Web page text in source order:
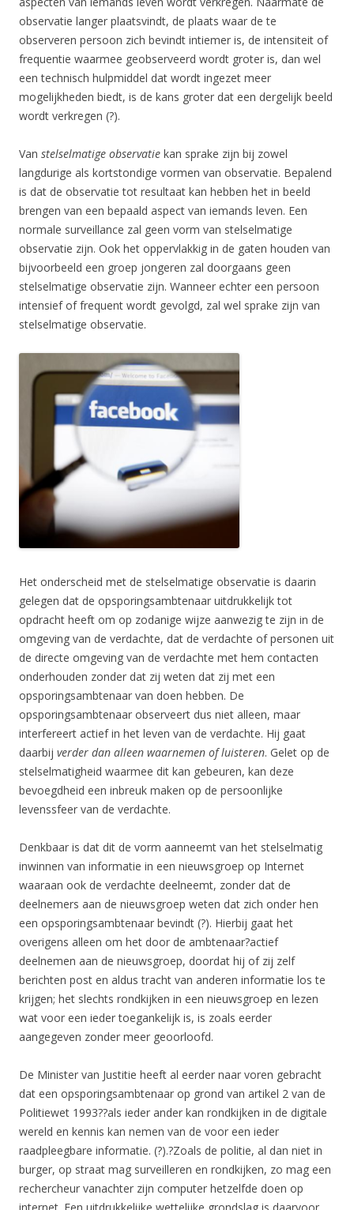
observatie langer plaatsvindt, de plaats waar de te
observeren persoon zich bevindt intiemer is, de intensiteit of
frequentie waarmee geobserveerd wordt groter is, dan wel
een technisch hulpmiddel dat wordt ingezet meer
mogelijkheden biedt, is de kans groter dat een dergelijk beeld
wordt verkregen (?).
Van stelselmatige observatie kan sprake zijn bij zowel
langdurige als kortstondige vormen van observatie. Bepalend
is dat de observatie tot resultaat kan hebben het in beeld
brengen van een bepaald aspect van iemands leven. Een
normale surveillance zal geen vorm van stelselmatige
observatie zijn. Ook het oppervlakkig in de gaten houden van
bijvoorbeeld een groep jongeren zal doorgaans geen
stelselmatige observatie zijn. Wanneer echter een persoon
intensief of frequent wordt gevolgd, zal wel sprake zijn van
stelselmatige observatie.
Het onderscheid met de stelselmatige observatie is daarin
gelegen dat de opsporingsambtenaar uitdrukkelijk tot
opdracht heeft om op zodanige wijze aanwezig te zijn in de
omgeving van de verdachte, dat de verdachte of personen uit
de directe omgeving van de verdachte met hem contacten
onderhouden zonder dat zij weten dat zij met een
opsporingsambtenaar van doen hebben. De
opsporingsambtenaar observeert dus niet alleen, maar
interfereert actief in het leven van de verdachte. Hij gaat
daarbij verder dan alleen waarnemen of luisteren. Gelet op de
stelselmatigheid waarmee dit kan gebeuren, kan deze
bevoegdheid een inbreuk maken op de persoonlijke
levenssfeer van de verdachte.
Denkbaar is dat dit de vorm aanneemt van het stelselmatig
inwinnen van informatie in een nieuwsgroep op Internet
waaraan ook de verdachte deelneemt, zonder dat de
deelnemers aan de nieuwsgroep weten dat zich onder hen
een opsporingsambtenaar bevindt (?). Hierbij gaat het
overigens alleen om het door de ambtenaar?actief
deelnemen aan de nieuwsgroep, doordat hij of zij zelf
berichten post en aldus tracht van anderen informatie los te
krijgen; het slechts rondkijken in een nieuwsgroep en lezen
wat voor een ieder toegankelijk is, is zoals eerder
aangegeven zonder meer geoorloofd.
De Minister van Justitie heeft al eerder naar voren gebracht
dat een opsporingsambtenaar op grond van artikel 2 van de
Politiewet 1993??als ieder ander kan rondkijken in de digitale
wereld en kennis kan nemen van de voor een ieder
raadpleegbare informatie. (?).?Zoals de politie, al dan niet in
burger, op straat mag surveilleren en rondkijken, zo mag een
rechercheur vanachter zijn computer hetzelfde doen op
internet. Een uitdrukkelijke wettelijke grondslag is daarvoor